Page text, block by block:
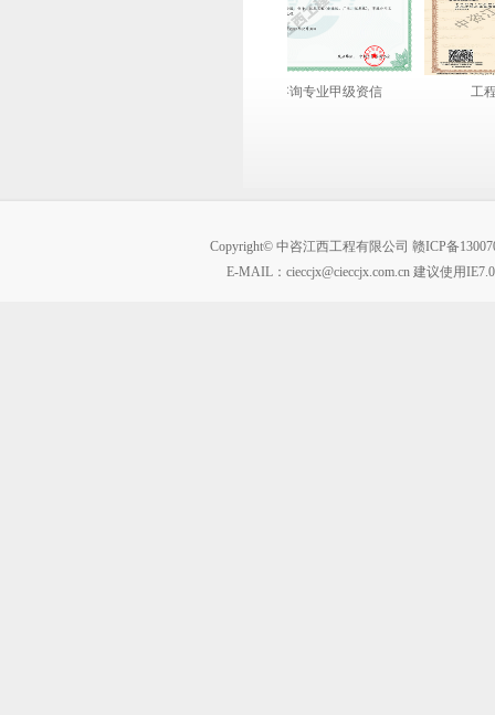
工程咨询专业甲级资信 工
Copyright© 中咨江西工程有限公司 赣ICP备
E-MAIL： cieccjx@cieccjx.com.cn 建议使用